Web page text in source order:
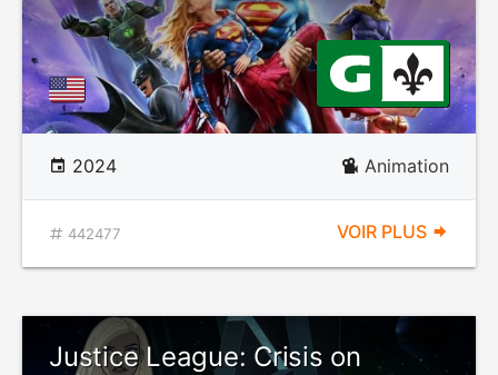
2024 Animation
442477 VOIR PLUS
Justice League: Crisis on